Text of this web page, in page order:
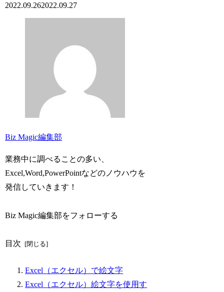
2022.09.262022.09.27
Biz Magic編集部
業務中に調べることの多い、
Excel,Word,PowerPointなどのノウハウを
発信していきます！
Biz Magic編集部をフォローする
目次
Excel（エクセル）で絵文字
Excel（エクセル）絵文字を使用す